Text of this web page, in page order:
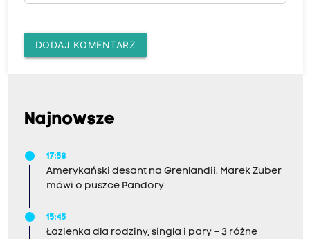
DODAJ KOMENTARZ
Najnowsze
17:58
Amerykański desant na Grenlandii. Marek Zuber
mówi o puszce Pandory
15:45
Łazienka dla rodziny, singla i pary – 3 różne